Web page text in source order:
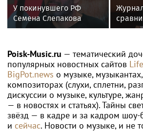
У покинувшего РФ
Семена Слепакова
нашли еще две
и
Poisk-Music.ru — тематический
популярных новостных сайтов
BigPot.news о музыке,
композиторах (слухи, сплетни,
дискуссии о музыке, культуре,
— в новостях и статьях). Тайны
звёзд — в кадре и за кадром шоу-
и сейчас. Новости о музыке, и не